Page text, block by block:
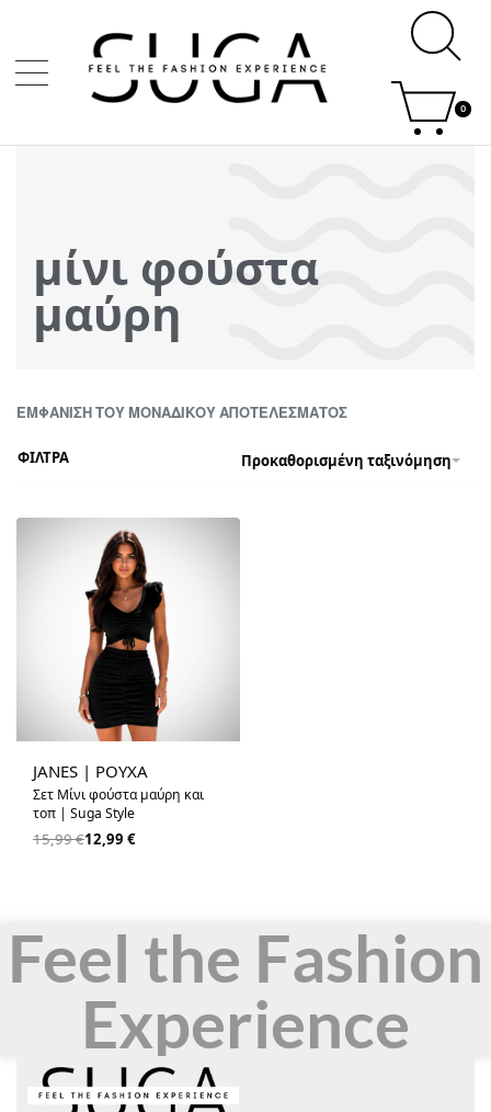
0
μίνι φούστα
μαύρη
ΕΜΦΆΝΙΣΗ ΤΟΥ ΜΟΝΑΔΙΚΟΎ ΑΠΟΤΕΛΈΣΜΑΤΟΣ
Προκαθορισμένη ταξινόμηση
ΦΙΛΤΡΑ
JANES | ΡΟΥΧΑ
Σετ Μίνι φούστα μαύρη και
τοπ | Suga Style
15,99€12,99 €
Feel the Fashion
Experience